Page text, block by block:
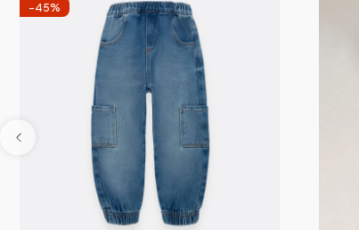
-45%